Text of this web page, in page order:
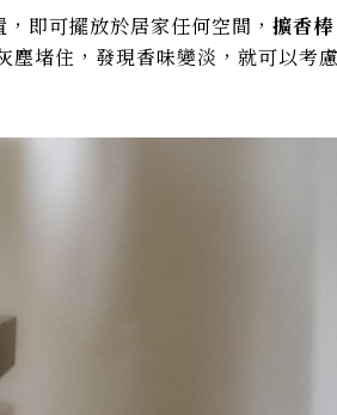
即可擺放於居家任何空間， 擴香棒
塵堵住，發現香味變淡，就可以考